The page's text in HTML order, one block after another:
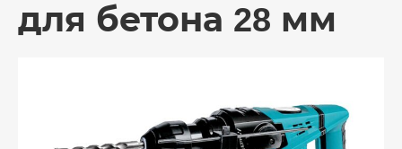
для бетона 28 мм